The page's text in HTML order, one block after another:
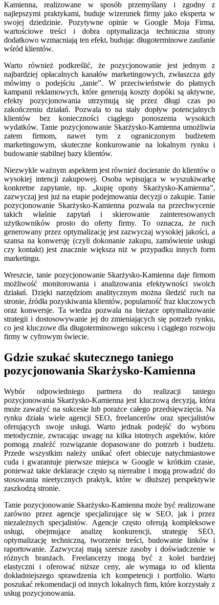
Kamienna, realizowane w sposób przemyślany i zgodny z
najlepszymi praktykami, buduje wizerunek firmy jako eksperta w
swojej dziedzinie. Pozytywne opinie w Google Moja Firma,
wartościowe treści i dobra optymalizacja techniczna strony
dodatkowo wzmacniają ten efekt, budując długoterminowe zaufanie
wśród klientów.
Warto również podkreślić, że pozycjonowanie jest jednym z
najbardziej opłacalnych kanałów marketingowych, zwłaszcza gdy
mówimy o podejściu „tanie”. W przeciwieństwie do płatnych
kampanii reklamowych, które generują koszty dopóki są aktywne,
efekty pozycjonowania utrzymują się przez długi czas po
zakończeniu działań. Pozwala to na stały dopływ potencjalnych
klientów bez konieczności ciągłego ponoszenia wysokich
wydatków. Tanie pozycjonowanie Skarżysko-Kamienna umożliwia
zatem firmom, nawet tym z ograniczonym budżetem
marketingowym, skuteczne konkurowanie na lokalnym rynku i
budowanie stabilnej bazy klientów.
Niezwykle ważnym aspektem jest również docieranie do klientów o
wysokiej intencji zakupowej. Osoba wpisująca w wyszukiwarkę
konkretne zapytanie, np. „kupię opony Skarżysko-Kamienna”,
zazwyczaj jest już na etapie podejmowania decyzji o zakupie. Tanie
pozycjonowanie Skarżysko-Kamienna pozwala na przechwycenie
takich właśnie zapytań i skierowanie zainteresowanych
użytkowników prosto do oferty firmy. To oznacza, że ruch
generowany przez optymalizację jest zazwyczaj wysokiej jakości, a
szansa na konwersję (czyli dokonanie zakupu, zamówienie usługi
czy kontakt) jest znacznie większa niż w przypadku innych form
marketingu.
Wreszcie, tanie pozycjonowanie Skarżysko-Kamienna daje firmom
możliwość monitorowania i analizowania efektywności swoich
działań. Dzięki narzędziom analitycznym można śledzić ruch na
stronie, źródła pozyskiwania klientów, popularność fraz kluczowych
oraz konwersje. Ta wiedza pozwala na bieżące optymalizowanie
strategii i dostosowywanie jej do zmieniających się potrzeb rynku,
co jest kluczowe dla długoterminowego sukcesu i ciągłego rozwoju
firmy w cyfrowym świecie.
Gdzie szukać skutecznego taniego
pozycjonowania Skarżysko-Kamienna
Wybór odpowiedniego partnera do realizacji taniego
pozycjonowania Skarżysko-Kamienna jest kluczową decyzją, która
może zaważyć na sukcesie lub porażce całego przedsięwzięcia. Na
rynku działa wiele agencji SEO, freelancerów oraz specjalistów
oferujących swoje usługi. Warto jednak podejść do wyboru
metodycznie, zwracając uwagę na kilka istotnych aspektów, które
pomogą znaleźć rozwiązanie dopasowane do potrzeb i budżetu.
Przede wszystkim należy unikać ofert obiecuje natychmiastowe
cuda i gwarantuje pierwsze miejsca w Google w krótkim czasie,
ponieważ takie deklaracje często są nierealne i mogą prowadzić do
stosowania nieetycznych praktyk, które w dłuższej perspektywie
zaszkodzą stronie.
Tanie pozycjonowanie Skarżysko-Kamienna może być realizowane
zarówno przez agencje specjalizujące się w SEO, jak i przez
niezależnych specjalistów. Agencje często oferują kompleksowe
usługi, obejmujące analizę konkurencji, strategię SEO,
optymalizację techniczną, tworzenie treści, budowanie linków i
raportowanie. Zazwyczaj mają szersze zasoby i doświadczenie w
różnych branżach. Freelancerzy mogą być z kolei bardziej
elastyczni i oferować niższe ceny, ale wymaga to od klienta
dokładniejszego sprawdzenia ich kompetencji i portfolio. Warto
poszukać rekomendacji od innych lokalnych firm, które korzystały z
usług pozycjonowania.